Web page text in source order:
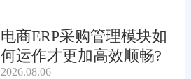
电商ERP采购管理模块如
何运作才更加高效顺畅?
2026.08.06